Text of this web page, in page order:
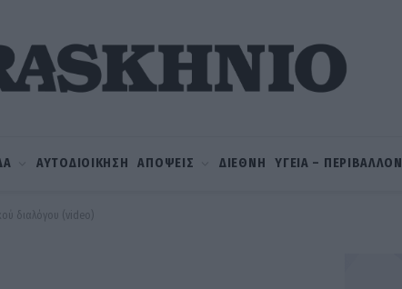
ΑΥΤΟΔΙΟΙΚΗΣΗ ΑΠΟΨΕΙΣ ΔΙΕΘΝΗ ΥΓΕΙΑ – ΠΕΡΙΒΑΛΛΟΝ
διαλόγου (video)